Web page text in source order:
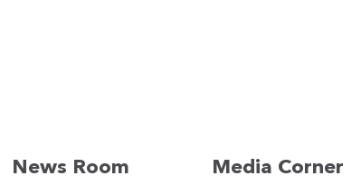
News Room Media Corner